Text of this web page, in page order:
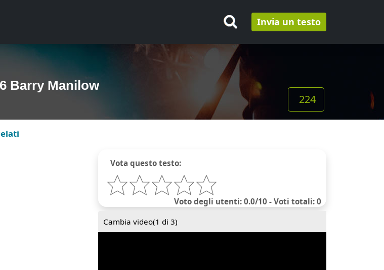
Invia un testo
Barry Manilow
224
Vota questo testo:
Voto degli utenti: 0.0/10 - Voti totali: 0
Cambia video(1 di 3)